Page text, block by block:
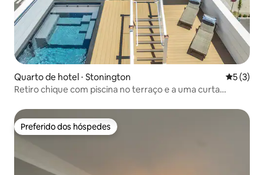
Quarto de hotel ⋅ Stonington 5 de
5 (3)
Retiro chique com piscina no terraço e a uma curta
Preferido dos hóspedes
Preferido dos hóspedes